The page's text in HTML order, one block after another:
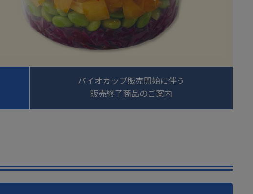
バイオカップ販売開始に伴う
販売終了商品のご案内